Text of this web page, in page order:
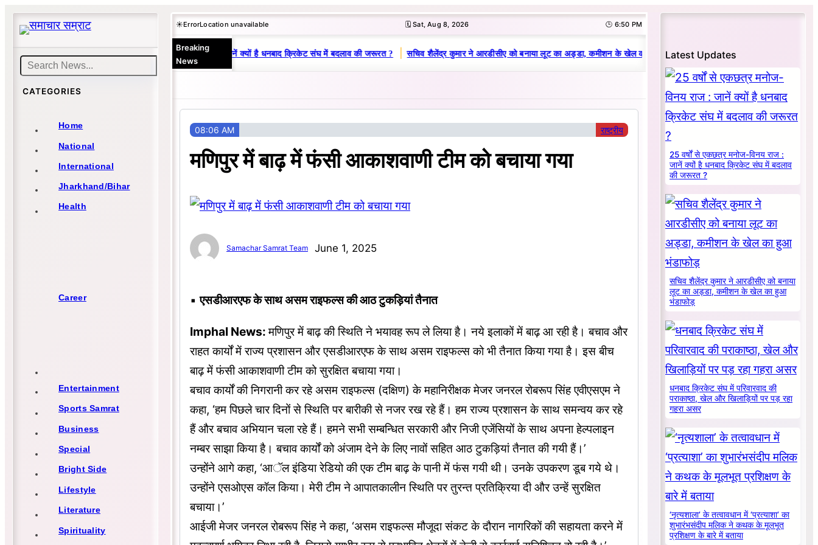
Skip
content
Search
CATEGORIES
Home
National
International
Jharkhand/Bihar
Health
Career
Entertainment
Sports Samrat
Business
Special
Bright Side
Lifestyle
Literature
Spirituality
☀️ErrorLocation unavailable 🗓️ Sat, Aug 8, 2026 🕒 6:50 PM
Breaking
News
25 वर्षों से एकछत्र मनोज-विनय राज : जानें क्यों है धनबाद क्रिकेट संघ में बदलाव की जरूरत ? | सचिव शैलेंद्र कुमार ने आरडीसीए को बनाया लूट का अड्डा, कमीशन के खेल का हुआ भंडाफोड़ | धनबाद क्रिकेट संघ में परिवारवाद की
08:06 AM राष्ट्रीय
मणिपुर में बाढ़ में फंसी आकाशवाणी टीम को बचाया गया
Samachar Samrat Team June 1, 2025
▪︎एसडीआरएफ के साथ असम राइफल्स की आठ टुकड़ियां तैनात
Imphal News:मणिपुर में बाढ़ की स्थिति ने भयावह रूप ले लिया है। नये इलाकों में बाढ़ आ रही है। बचाव और
राहत कार्यों में राज्य प्रशासन और एसडीआरएफ के साथ असम राइफल्स को भी तैनात किया गया है। इस बीच
बाढ़ में फंसी आकाशवाणी टीम को सुरक्षित बचाया गया।
बचाव कार्यों की निगरानी कर रहे असम राइफल्स (दक्षिण) के महानिरीक्षक मेजर जनरल रोबरूप सिंह एवीएसएम ने
कहा, ‘हम पिछले चार दिनों से स्थिति पर बारीकी से नजर रख रहे हैं। हम राज्य प्रशासन के साथ समन्वय कर रहे
हैं और बचाव अभियान चला रहे हैं। हमने सभी सम्बन्धित सरकारी और निजी एजेंसियों के साथ अपना हेल्पलाइन
नम्बर साझा किया है। बचाव कार्यों को अंजाम देने के लिए नावों सहित आठ टुकड़ियां तैनात की गयी हैं।’
उन्होंने आगे कहा, ‘आॅल इंडिया रेडियो की एक टीम बाढ़ के पानी में फंस गयी थी। उनके उपकरण डूब गये थे।
उन्होंने एसओएस कॉल किया। मेरी टीम ने आपातकालीन स्थिति पर तुरन्त प्रतिक्रिया दी और उन्हें सुरक्षित
बचाया।’
आईजी मेजर जनरल रोबरूप सिंह ने कहा, ‘असम राइफल्स मौजूदा संकट के दौरान नागरिकों की सहायता करने में
Latest Updates
25 वर्षों से एकछत्र मनोज-विनय राज :
जानें क्यों है धनबाद क्रिकेट संघ में बदलाव
की जरूरत ?
सचिव शैलेंद्र कुमार ने आरडीसीए को बनाया
लूट का अड्डा, कमीशन के खेल का हुआ
भंडाफोड़
धनबाद क्रिकेट संघ में परिवारवाद की
पराकाष्ठा, खेल और खिलाड़ियों पर पड़ रहा
गहरा असर
‘नृत्यशाला’ के तत्वावधान में ‘प्रत्याशा’ का
शुभारंभसंदीप मलिक ने कथक के मूलभूत
प्रशिक्षण के बारे में बताया